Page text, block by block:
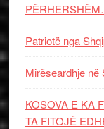
Patriotë nga
Mirëseardhje në
KOSOVA E KA
TA FITOJË